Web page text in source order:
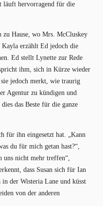
läuft hervorragend für die
zu Hause, wo Mrs. McCluskey
Kayla erzählt Ed jedoch die
Ed stellt Lynette zur Rede
ihm, sich in Kürze wieder
jedoch merkt, wie traurig
Agentur zu kündigen und
das Beste für die ganze
für ihn eingesetzt hat. „Kann
du für mich getan hast?“,
uns nicht mehr treffen“,
dass Susan sich für Ian
der Wisteria Lane und küsst
von der anderen